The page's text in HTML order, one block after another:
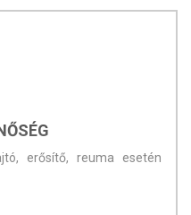
erősítő, reuma esetén